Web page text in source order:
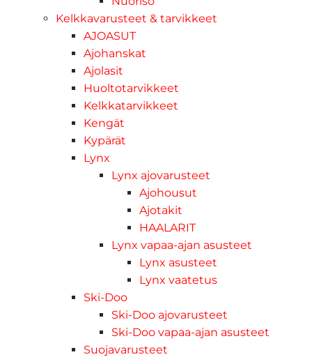
Kelkkavarusteet & tarvikkeet
AJOASUT
Ajohanskat
Ajolasit
Huoltotarvikkeet
Kelkkatarvikkeet
Kengät
Kypärät
Lynx
Lynx ajovarusteet
Ajohousut
Ajotakit
HAALARIT
Lynx vapaa-ajan asusteet
Lynx asusteet
Lynx vaatetus
Ski-Doo
Ski-Doo ajovarusteet
Ski-Doo vapaa-ajan asusteet
Suojavarusteet